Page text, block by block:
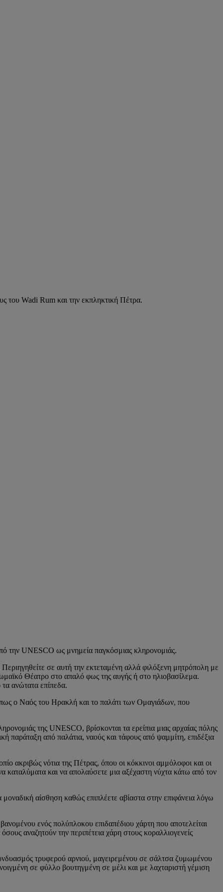
του Wadi Rum και την εκπληκτική Πέτρα.
την UNESCO ως μνημεία παγκόσμιας κληρονομιάς.
Περιηγηθείτε σε αυτή την εκτεταμένη αλλά φιλόξενη μητρόπολη με
Θέατρο στο απαλό φως της αυγής ή στο ηλιοβασίλεμα.
ανώτατα επίπεδα.
ο Ναός του Ηρακλή και το παλάτι των Ομαγιάδων, που
της UNESCO, βρίσκονται τα ερείπια μιας αρχαίας πόλης
παράταξη από παλάτια, ναούς και τάφους από ψαμμίτη, επιδέξια
ακριβώς νότια της Πέτρας, όπου οι κόκκινοι αμμόλοφοι και οι
καταλύματα και να απολαύσετε μια αξέχαστη νύχτα κάτω από τον
αίσθηση καθώς επιπλέετε αβίαστα στην επιφάνεια λόγω
ενός πολύπλοκου επιδαπέδιου χάρτη που αποτελείται
αναζητούν την περιπέτεια χάρη στους κοραλλιογενείς
τρυφερού αρνιού, μαγειρεμένου σε σάλτσα ζυμωμένου
σε φύλλο βουτηγμένη σε μέλι και με λαχταριστή γέμιση